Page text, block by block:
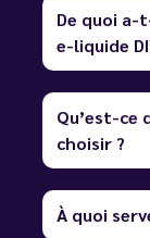
De quoi a-
e-liquide
Qu’est-ce
choisir ?
À quoi